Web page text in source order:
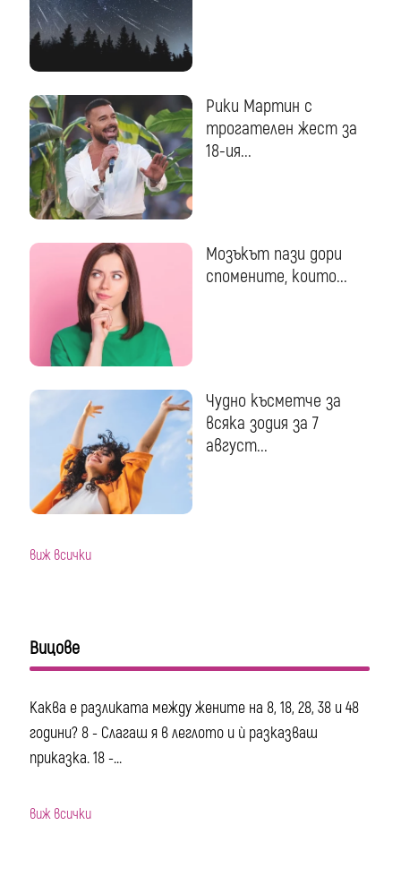
Рики Мартин с
трогателен жест за
18-ия...
Мозъкът пази дори
спомените, които...
Чудно късметче за
всяка зодия за 7
август...
виж всички
Вицове
Каква е разликата между жените на 8, 18, 28, 38 и 48
години? 8 - Слагаш я в леглото и ѝ разказваш
приказка. 18 -...
виж всички